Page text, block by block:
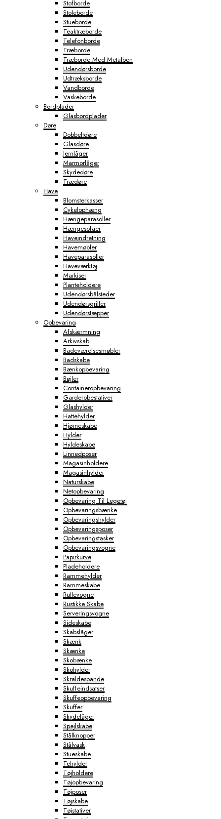
Stofborde
Stoleborde
Stueborde
Teaktræborde
Telefonborde
Træborde
Træborde Med Metalben
Udendørsborde
Udtræksborde
Vandborde
Vaskeborde
Bordplader
Glasbordplader
Døre
Dobbeltdøre
Glasdøre
Jernlåger
Marmorlåger
Skydedøre
Trædøre
Have
Blomsterkasser
Cykelophæng
Hængeparasoller
Hængesofaer
Haveindretning
Havemøbler
Haveparasoller
Haveværktøj
Markiser
Planteholdere
Udendørsbålsteder
Udendørsgriller
Udendørstæpper
Opbevaring
Afskærmning
Arkivskab
Badeværelsesmøbler
Badskabe
Bænkopbevaring
Bøjler
Containeropbevaring
Garderobestativer
Glashylder
Hattehylder
Hjørneskabe
Hylder
Hyldeskabe
Linnedposer
Magasinholdere
Magasinhylder
Naturskabe
Netopbevaring
Opbevaring Til Legetøj
Opbevaringsbænke
Opbevaringshylder
Opbevaringsposer
Opbevaringstasker
Opbevaringsvogne
Papirkurve
Pladeholdere
Rammehylder
Rammeskabe
Rullevogne
Rustikke Skabe
Serveringsvogne
Sideskabe
Skabslåger
Skænk
Skænke
Skobænke
Skohylder
Skraldespande
Skuffeindsatser
Skuffeopbevaring
Skuffer
Skydelåger
Spejlskabe
Stålknopper
Stålvask
Stueskabe
Tehylder
Tøjholdere
Tøjopbevaring
Tøjposer
Tøjskabe
Tøjstativer